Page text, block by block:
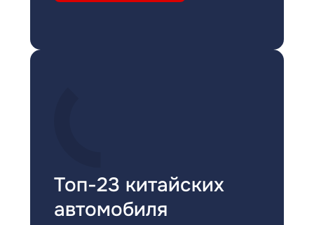
Топ-23 китайских
автомобиля